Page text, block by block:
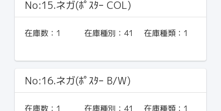
No:15.ネガ(ﾎﾟｽﾀｰ COL)
在庫数： 1 在庫種別： 41 在庫種類： 1
No:16.ネガ(ﾎﾟｽﾀｰ B/W)
在庫数： 1 在庫種別： 41 在庫種類： 1